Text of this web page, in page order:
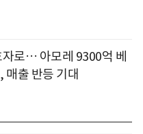
로… 아모레 9300억 베
매출 반등 기대